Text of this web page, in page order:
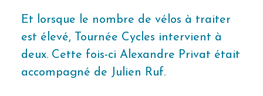
Et lorsque le nombre de vélos à traiter
est élevé, Tournée Cycles intervient à
deux. Cette fois-ci Alexandre Privat était
accompagné de Julien Ruf.